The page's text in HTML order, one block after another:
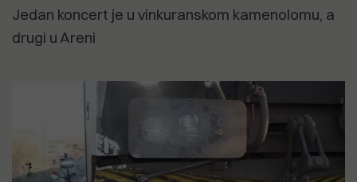
Jedan koncert je u vinkuranskom kamenolomu, a
drugi u Areni